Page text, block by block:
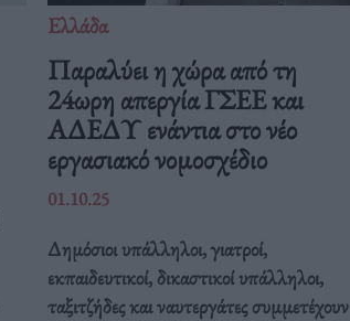
Ελλάδα
Παραλύει η χώρα από τη
24ωρη απεργία ΓΣΕΕ και
ΑΔΕΔΥ ενάντια στο νέο
εργασιακό νομοσχέδιο
01.10.25
Δημόσιοι υπάλληλοι, γιατροί,
εκπαιδευτικοί, δικαστικοί υπάλληλοι,
ταξιτζήδες και ναυτεργάτες συμμετέχουν